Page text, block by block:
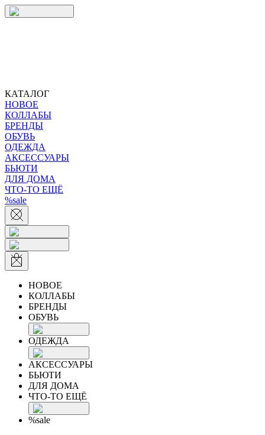
КАТАЛОГ
НОВОЕ
КОЛЛАБЫ
БРЕНДЫ
ОБУВЬ
ОДЕЖДА
АКСЕССУАРЫ
БЬЮТИ
ДЛЯ ДОМА
ЧТО-ТО ЕЩЁ
%sale
НОВОЕ
КОЛЛАБЫ
БРЕНДЫ
ОБУВЬ
ОДЕЖДА
АКСЕССУАРЫ
БЬЮТИ
ДЛЯ ДОМА
ЧТО-ТО ЕЩЁ
%sale